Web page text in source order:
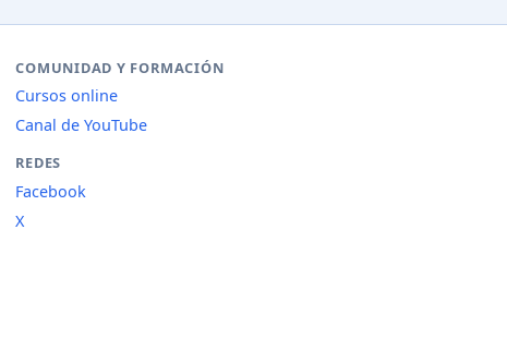
COMUNIDAD Y FORMACIÓN
Cursos online
Canal de YouTube
REDES
Facebook
X